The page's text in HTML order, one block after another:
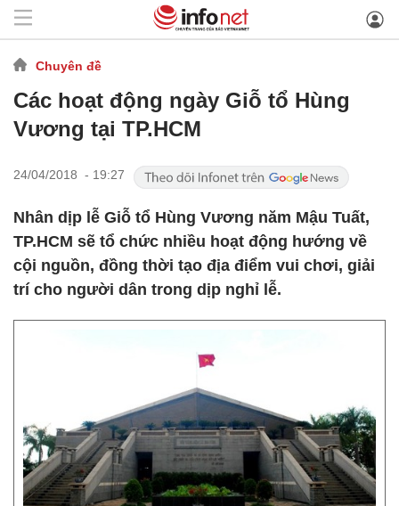
Chuyên đề
Các hoạt động ngày Giỗ tổ Hùng
Vương tại TP.HCM
24/04/2018 - 19:27
Nhân dịp lễ Giỗ tổ Hùng Vương năm Mậu Tuất,
TP.HCM sẽ tổ chức nhiều hoạt động hướng về
cội nguồn, đồng thời tạo địa điểm vui chơi, giải
trí cho người dân trong dịp nghỉ lễ.